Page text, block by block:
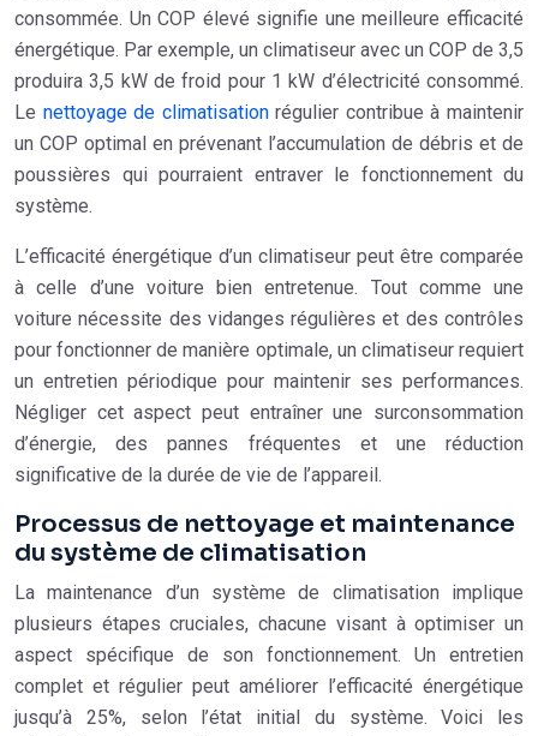
consommée. Un COP élevé signifie une meilleure efficacité
énergétique. Par exemple, un climatiseur avec un COP de 3,5
produira 3,5 kW de froid pour 1 kW d’électricité consommé.
Le nettoyage de climatisationrégulier contribue à maintenir
un COP optimal en prévenant l’accumulation de débris et de
poussières qui pourraient entraver le fonctionnement du
système.
L’efficacité énergétique d’un climatiseur peut être comparée
à celle d’une voiture bien entretenue. Tout comme une
voiture nécessite des vidanges régulières et des contrôles
pour fonctionner de manière optimale, un climatiseur requiert
un entretien périodique pour maintenir ses performances.
Négliger cet aspect peut entraîner une surconsommation
d’énergie, des pannes fréquentes et une réduction
significative de la durée de vie de l’appareil.
Processus de nettoyage et maintenance
du système de climatisation
La maintenance d’un système de climatisation implique
plusieurs étapes cruciales, chacune visant à optimiser un
aspect spécifique de son fonctionnement. Un entretien
complet et régulier peut améliorer l’efficacité énergétique
jusqu’à 25%, selon l’état initial du système. Voici les